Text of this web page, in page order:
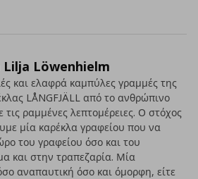
Lilja Löwenhielm
και ελαφρά καμπύλες γραμμές της
LÅNGFJÄLL από το ανθρώπινο
τις ραμμένες λεπτομέρειες. Ο στόχος
μία καρέκλα γραφείου που να
του γραφείου όσο και του
και στην τραπεζαρία. Μία
αναπαυτική όσο και όμορφη, είτε